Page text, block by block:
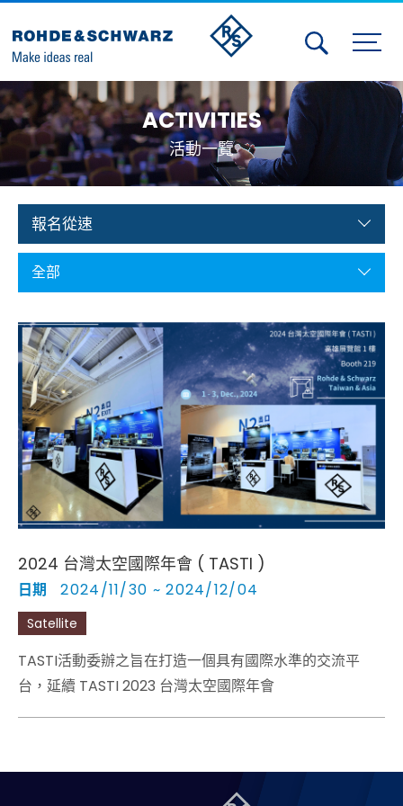
Activities
Contact Us
Member
Calendar
Member Login
Aerospace | Defense | Security
Broadcast and Media
Cybersecurity
ACTIVITIES
活動一覽
報名從速
全部
2024 台灣太空國際年會 ( TASTI )
日期 2024/11/30 ~ 2024/12/04
Satellite
TASTI活動委辦之旨在打造一個具有國際水準的交流平
台，延續 TASTI 2023 台灣太空國際年會